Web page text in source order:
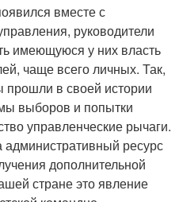
вместе с
руководители
имеющуюся у них власть
чаще всего личных. Так,
прошли в своей истории
выборов и попытки
управленческие рычаги.
ресурс
дополнительной
стране это явление